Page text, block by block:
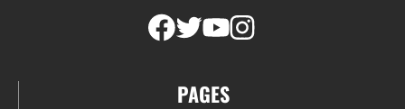
PAGES